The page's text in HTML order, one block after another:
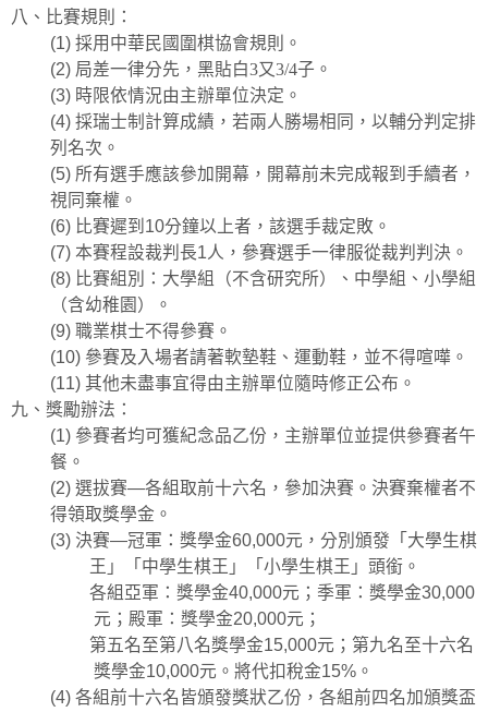
八、比賽規則：
(1) 採用中華民國圍棋協會規則。
(2) 局差一律分先， 黑貼白3又3/4子 。
(3) 時限依情況由主辦單位決定。
(4) 採瑞士制計算成績，若兩人勝場相同，以輔分判定排
列名次。
(5) 所有選手應該參加開幕，開幕前未完成報到手續者，
視同棄權。
(6) 比賽遲到 10分鐘以上者，該選手裁定敗。
(7) 本賽程設裁判長1人，參賽選手一律服從裁判判決。
(8) 比賽組別：大學組（不含研究所）、中學組、小學組
（含幼稚園）。
(9) 職業棋士不得參賽。
(10) 參賽及入場者請著軟墊鞋、運動鞋，並不得喧嘩。
(11) 其他未盡事宜得由主辦單位隨時修正公布。
九、獎勵辦法：
(1) 參賽者均可獲紀念品乙份，主辦單位並提供參賽者午
餐。
(2) 選拔賽—各組取前十六名，參加決賽。決賽棄權者不
得領取獎學金。
(3) 決賽—冠軍：獎學金60,000元，分別頒發「大學生棋
王」「中學生棋王」「小學生棋王」頭銜。
各組亞軍：獎學金40,000元；季軍：獎學金30,000
元；殿軍：獎學金20,000元；
第五名至第八名獎學金15,000元；第九名至十六名
獎學金10,000元。將代扣稅金15% 。
(4) 各組前十六名皆頒發獎狀乙份，各組前四名加頒獎盃